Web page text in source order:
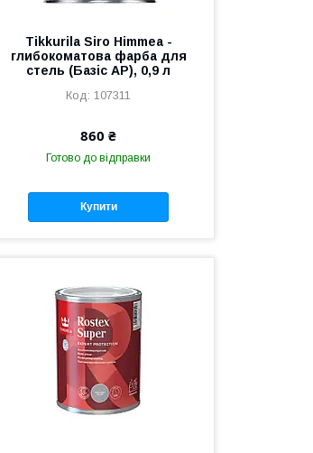
Tikkurila Siro Himmea -
глибокоматова фарба для
стель (Базіс АР), 0,9 л
107311
860 ₴
Готово до відправки
Купити